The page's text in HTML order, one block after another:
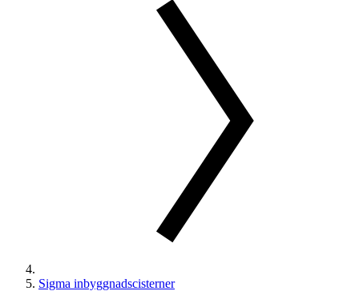
Sigma inbyggnadscisterner